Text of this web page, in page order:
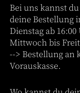
Bei uns kannst
deine Bestellung
Dienstag ab
Mittwoch bis
--> Bestellung an
Vorauskasse.